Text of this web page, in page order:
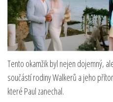
Tento okamžik byl nejen dojemný,
součástí rodiny Walkerů a jeho
které Paul zanechal.